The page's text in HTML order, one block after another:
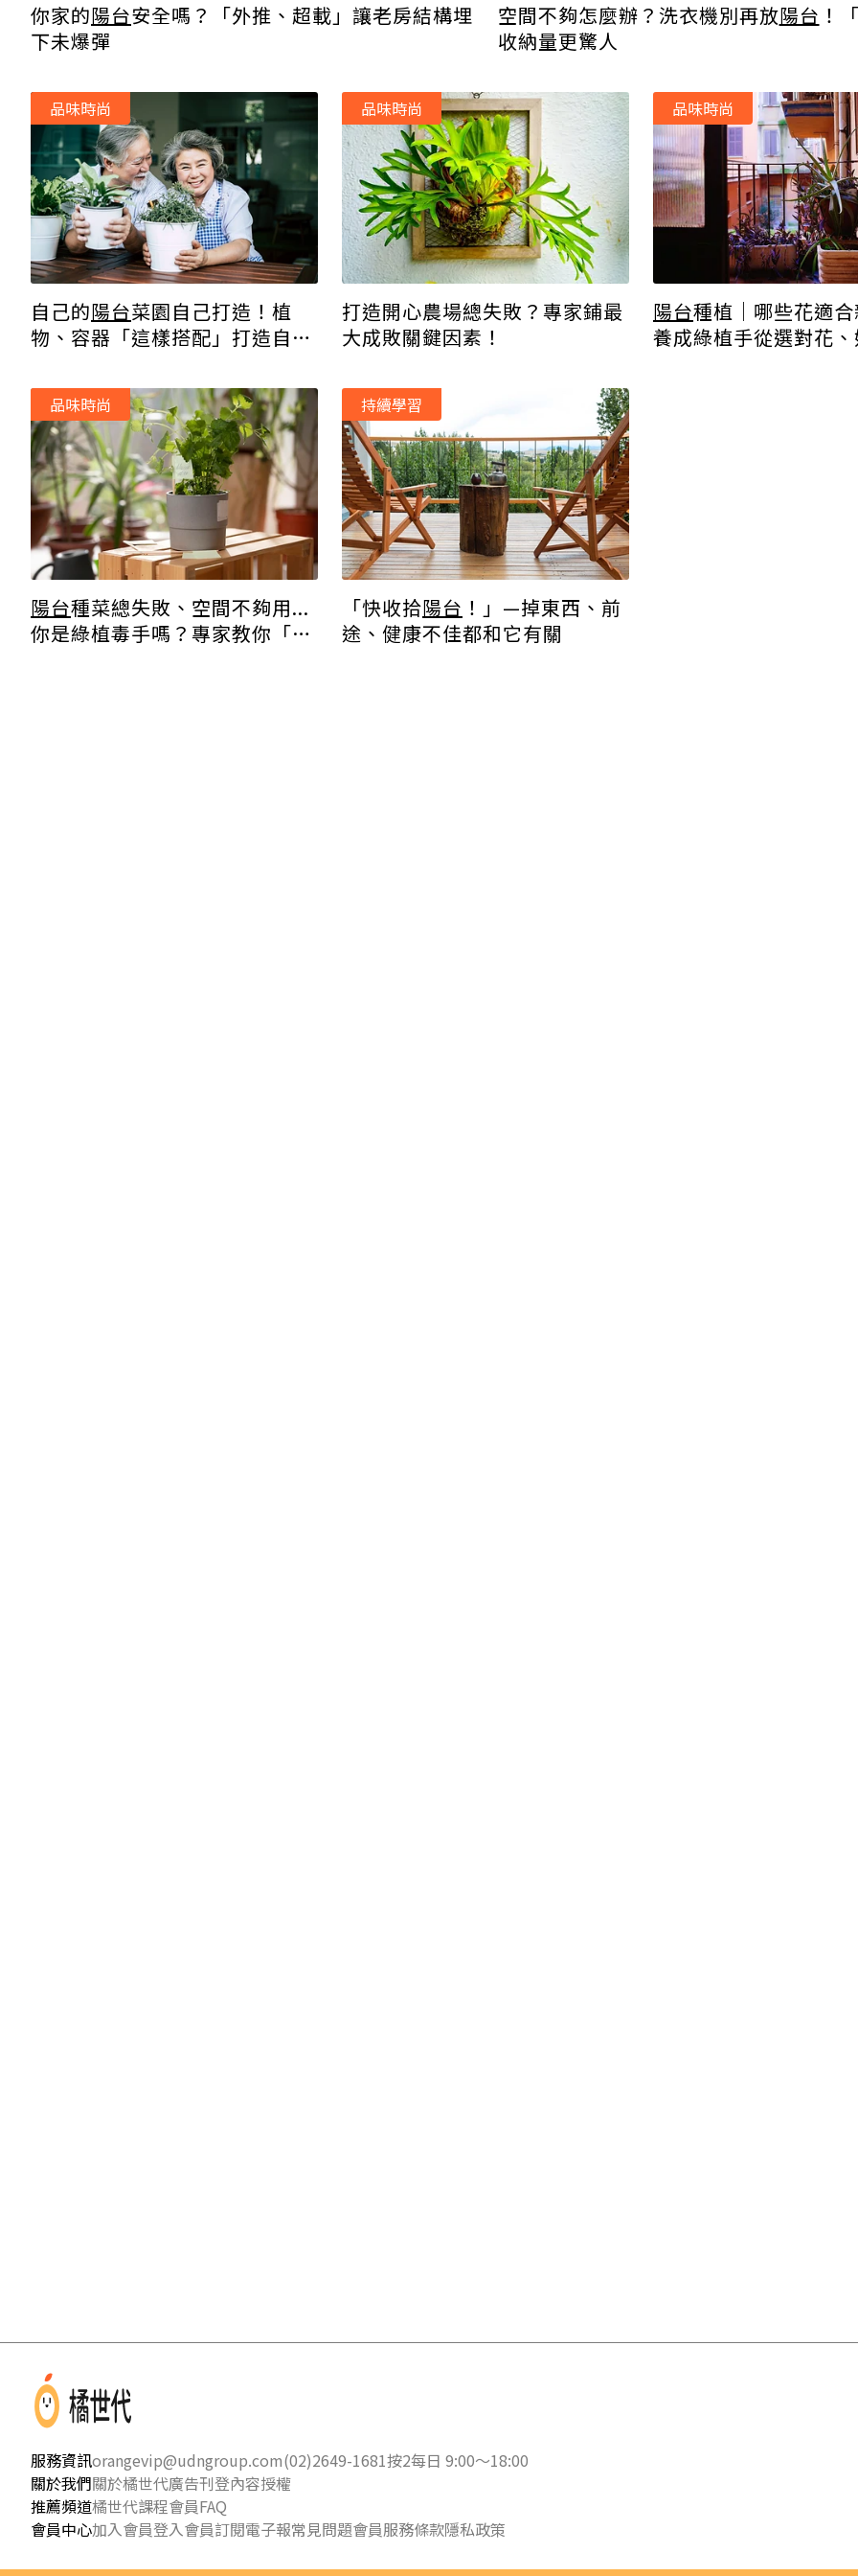
你家的陽台安全嗎？「外推、超載」讓老房結構埋
下未爆彈
空間不夠怎麼辦？洗衣機別再放陽台 ！
收納量更驚人
自己的陽台菜園自己打造！植
物、容器「這樣搭配」打造自己
品味時尚
打造開心農場總失敗？專家鋪最
大成敗關鍵因素！
品味時尚
陽台種植｜哪些花適
養成綠植手從選對花
品味時尚
陽台種菜總失敗、空間不夠用...
你是綠植毒手嗎？專家教你「4
品味時尚
「快收拾陽台 ！」—掉東西、前
途、健康不佳都和它有關
持續學習
服務資訊orangevip@udngroup.com(02)2649-1681按2每日 9:00～18:00
關於我們關於橘世代廣告刊登內容授權
推薦頻道橘世代課程會員FAQ
會員中心加入會員登入會員訂閱電子報常見問題會員服務條款隱私政策